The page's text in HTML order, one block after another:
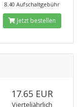
8.40 Aufschaltgebühr
Jetzt bestellen
17.65 EUR
Vierteljährlich